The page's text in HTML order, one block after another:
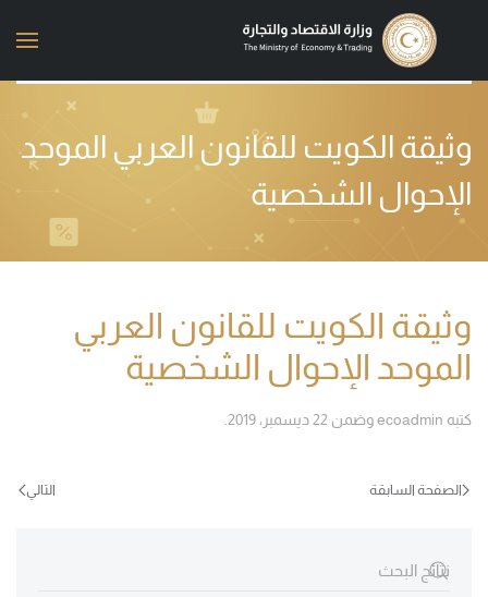
Skip to main content
وثيقة الكويت للقانون العربي الموحد
الإحوال الشخصية
وثيقة الكويت للقانون العربي
الموحد الإحوال الشخصية
كتبه ecoadminوضمن 22 ديسمبر، 2019
الصفحة السابقة التالي